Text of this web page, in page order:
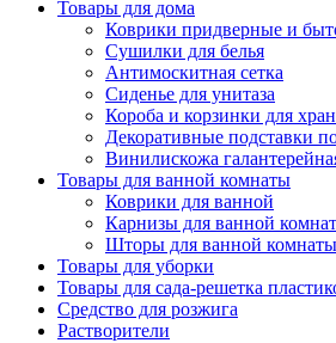
Товары для дома
Коврики придверные и
Сушилки для белья
Антимоскитная сетка
Сиденье для унитаза
Короба и корзинки для
Декоративные подставки
Винилискожа
Товары для ванной комнаты
Коврики для ванной
Карнизы для ванной
Шторы для ванной комнаты
Товары для уборки
Товары для сада-решетка
Средство для розжига
Растворители